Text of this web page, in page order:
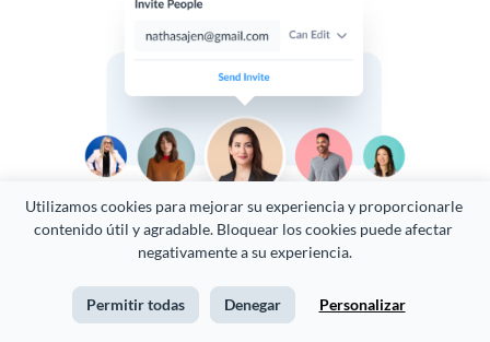
Utilizamos cookies para mejorar su experiencia y proporcionarle
contenido útil y agradable. Bloquear los cookies puede afectar
negativamente a su experiencia.
Permitir todas Denegar Personalizar
Establezca sus permisos
Establezca permisos de usuario o crea roles